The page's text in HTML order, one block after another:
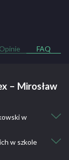
Opinie FAQ
– Mirosław
w
w szkole